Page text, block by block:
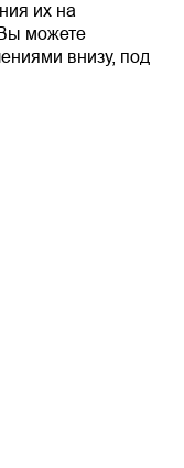
их на
можете
внизу, под